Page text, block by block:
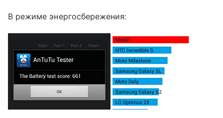
В режиме энергосбережения: